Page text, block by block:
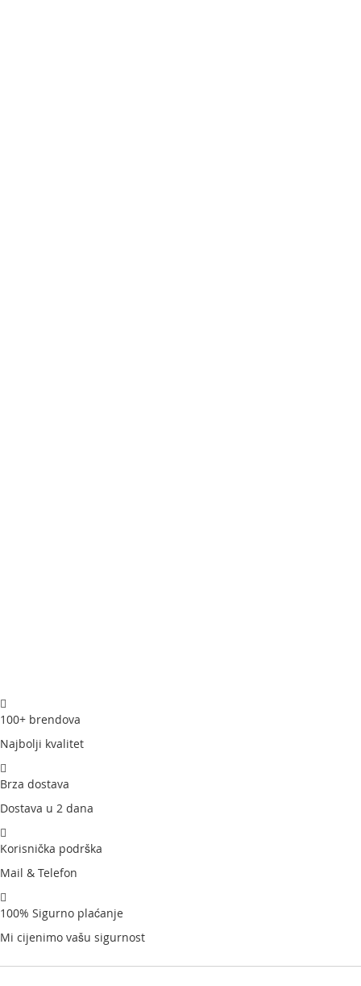
100+ brendova
Najbolji kvalitet
Brza dostava
Dostava u 2 dana
Korisnička podrška
Mail & Telefon
100% Sigurno plaćanje
Mi cijenimo vašu sigurnost